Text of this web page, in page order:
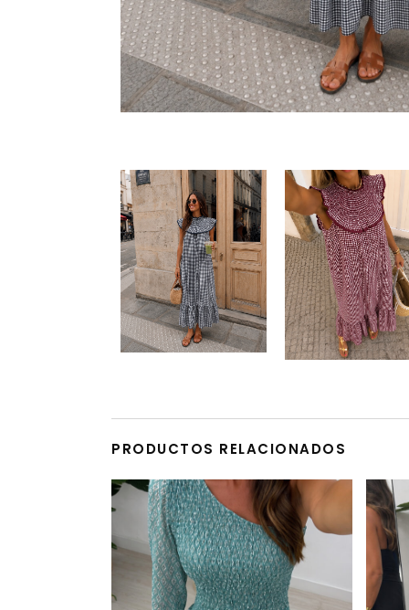
PRODUCTOS RELACIONADOS
Este producto tiene múltiples variantes. Las opciones se pueden elegir en la página de producto